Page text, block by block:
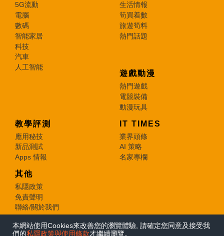
本網站使用Cookies來改善您的瀏覽體驗, 請確定您同意及接受我
們的私隱政策與使用條款才繼續瀏覽。
5G流動
電腦
數碼
智能家居
科技
汽車
人工智能
生活情報
筍買着數
旅遊筍料
熱門話題
遊戲動漫
熱門遊戲
電競裝備
動漫玩具
教學評測
應用秘技
新品測試
Apps 情報
IT TIMES
業界頭條
AI 策略
名家專欄
其他
私隱政策
免責聲明
聯絡/關於我們
© 2026 e-zone. All Rights Reserved.